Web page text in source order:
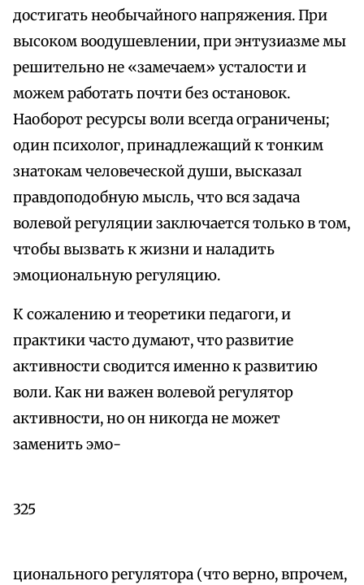
достигать необычайного напряжения. При
высоком воодушевлении, при энтузиазме мы
решительно не «замечаем» усталости и
можем работать почти без остановок.
Наоборот ресурсы воли всегда ограничены;
один психолог, принадлежащий к тонким
знатокам человеческой души, высказал
правдоподобную мысль, что вся задача
волевой регуляции заключается только в том,
чтобы вызвать к жизни и наладить
эмоциональную регуляцию.
К сожалению и теоретики педагоги, и
практики часто думают, что развитие
активности сводится именно к развитию
воли. Как ни важен волевой регулятор
активности, но он никогда не может
заменить эмо-
325
ционального регулятора (что верно, впрочем,